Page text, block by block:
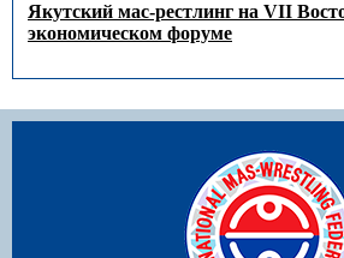
Якутский мас-рестлинг на VII
экономическом форуме